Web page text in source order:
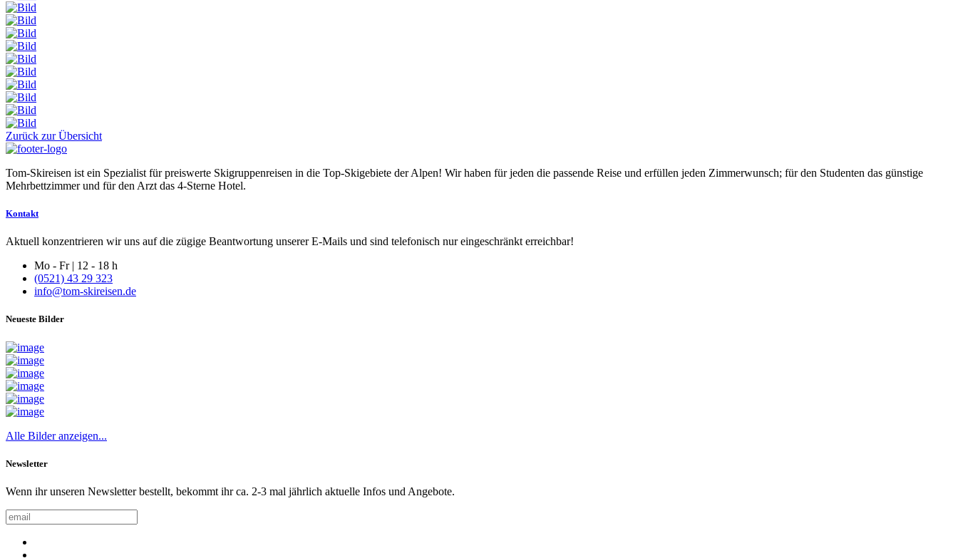
Zurück zur Übersicht
Tom-Skireisen ist ein Spezialist für preiswerte Skigruppenreisen in die Top-Skigebiete der Alpen! Wir haben für jeden die passende Reise und erfüllen jeden Zimmerwunsch; für den Studenten das günstige
Mehrbettzimmer und für den Arzt das 4-Sterne Hotel.
Kontakt
Aktuell konzentrieren wir uns auf die zügige Beantwortung unserer E-Mails und sind telefonisch nur eingeschränkt erreichbar!
Mo - Fr | 12 - 18 h
(0521) 43 29 323
info@tom-skireisen.de
Neueste Bilder
Alle Bilder anzeigen...
Newsletter
Wenn ihr unseren Newsletter bestellt, bekommt ihr ca. 2-3 mal jährlich aktuelle Infos und Angebote.